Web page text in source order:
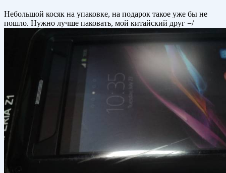
Небольшой косяк на упаковке, на подарок такое уже бы не
пошло. Нужно лучше паковать, мой китайский друг =/